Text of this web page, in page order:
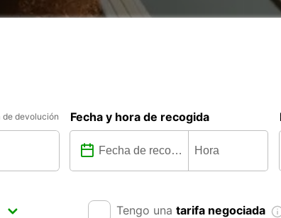
de devolución Fecha y hora de recogida
Tengo una tarifa negociada